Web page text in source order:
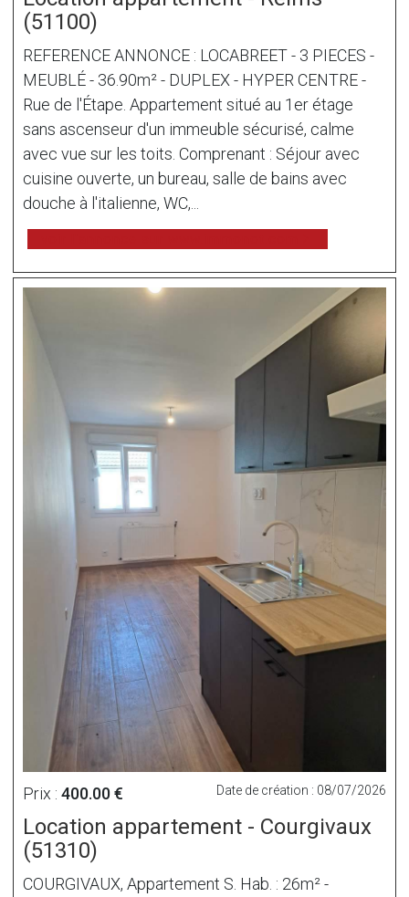
(51100)
REFERENCE ANNONCE : LOCABREET - 3 PIECES -
MEUBLÉ - 36.90m² - DUPLEX - HYPER CENTRE -
Rue de l'Étape. Appartement situé au 1er étage
sans ascenseur d'un immeuble sécurisé, calme
avec vue sur les toits. Comprenant : Séjour avec
cuisine ouverte, un bureau, salle de bains avec
douche à l'italienne, WC,...
Prix : 400.00 € Date de création : 08/07/2026
Location appartement - Courgivaux
(51310)
COURGIVAUX, Appartement S. Hab. : 26m² -